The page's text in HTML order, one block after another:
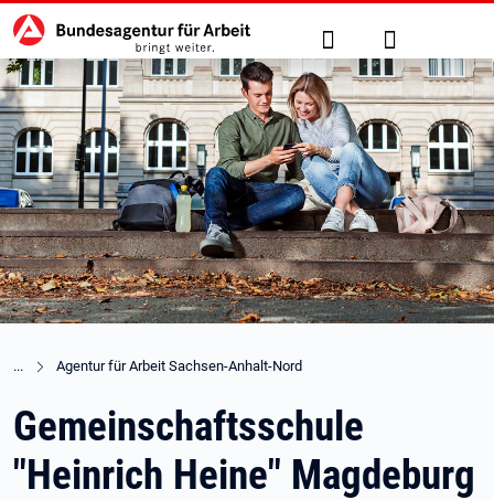
zu den Hauptinhalten springen
Hauptnavigation Suche Anmelden
Agentur für Arbeit Sachsen-Anhalt-Nord
Gemeinschaftsschule
"Heinrich Heine" Magdeburg